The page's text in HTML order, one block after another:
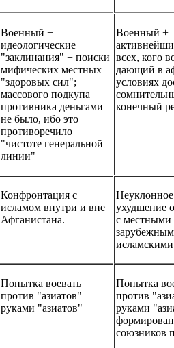
Военный +
идеологические
"заклинания" + поиски
мифических местных
"здоровых сил";
массового подкупа
противника деньгами
не было, ибо это
противоречило
"чистоте генеральной
линии"
Военный +
всех, кого
дающий в
условиях
конечный
Конфронтация с
исламом внутри и вне
Афганистана.
Неуклонное
ухудшение
с местными
Попытка воевать
против "азиатов"
руками "азиатов"
Попытка
против
руками
союзников